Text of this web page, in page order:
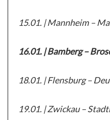
15.01. | Mannheim –
16.01. | Bamberg –
18.01. | Flensburg –
19.01. | Zwickau –